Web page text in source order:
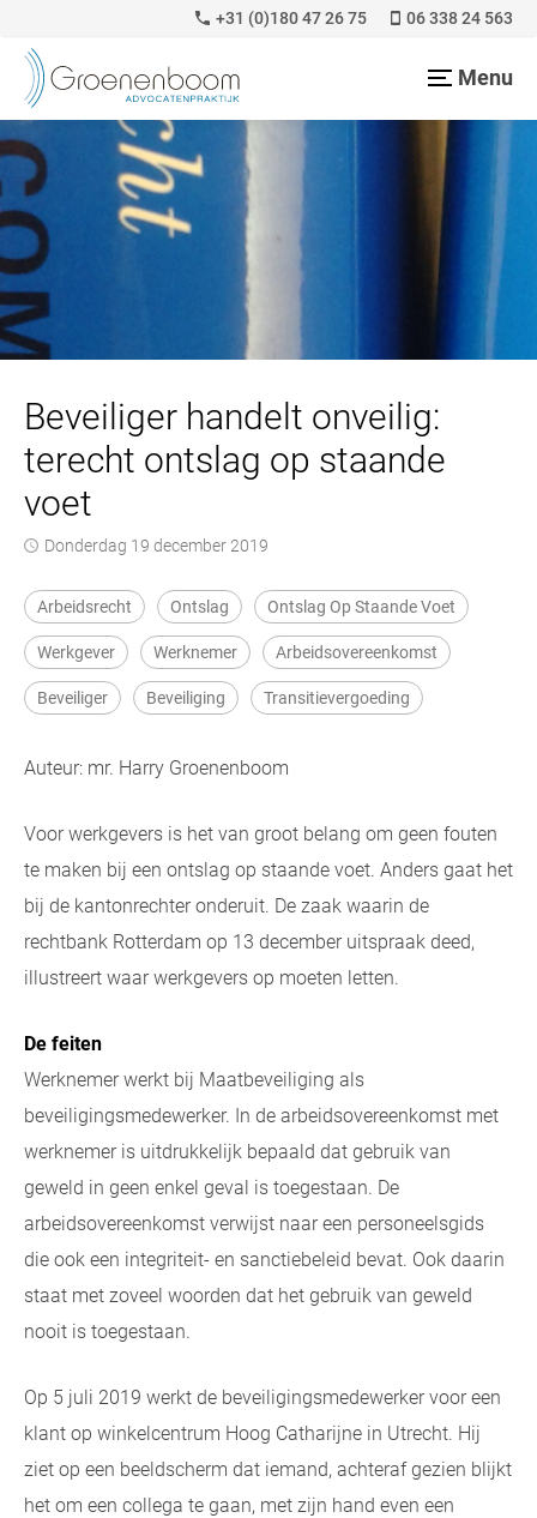
+31 (0)180 47 26 75 06 338 24 563
Menu
Beveiliger handelt onveilig:
terecht ontslag op staande
voet
donderdag 19 december 2019
Arbeidsrecht Ontslag Ontslag Op Staande Voet
Werkgever Werknemer Arbeidsovereenkomst
Beveiliger Beveiliging Transitievergoeding
Auteur: mr. Harry Groenenboom
Voor werkgevers is het van groot belang om geen fouten
te maken bij een ontslag op staande voet. Anders gaat het
bij de kantonrechter onderuit. De zaak waarin de
rechtbank Rotterdam op 13 december uitspraak deed,
illustreert waar werkgevers op moeten letten.
De feiten
Werknemer werkt bij Maatbeveiliging als
beveiligingsmedewerker. In de arbeidsovereenkomst met
werknemer is uitdrukkelijk bepaald dat gebruik van
geweld in geen enkel geval is toegestaan. De
arbeidsovereenkomst verwijst naar een personeelsgids
die ook een integriteit- en sanctiebeleid bevat. Ook daarin
staat met zoveel woorden dat het gebruik van geweld
nooit is toegestaan.
Op 5 juli 2019 werkt de beveiligingsmedewerker voor een
klant op winkelcentrum Hoog Catharijne in Utrecht. Hij
ziet op een beeldscherm dat iemand, achteraf gezien blijkt
het om een collega te gaan, met zijn hand even een